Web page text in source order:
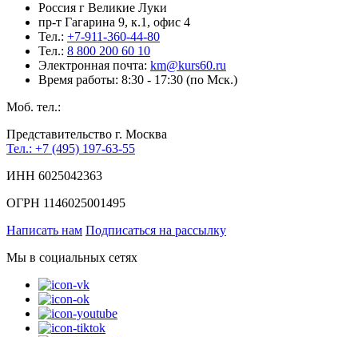
Россия г Великие Луки
пр-т Гагарина 9, к.1, офис 4
Тел.: +7-911-360-44-80
Тел.: 8 800 200 60 10
Электронная почта: km@kurs60.ru
Время работы: 8:30 - 17:30 (по Мск.)
Моб. тел.:
Представительство г. Москва
Тел.: +7 (495) 197-63-55
ИНН 6025042363
ОГРН 1146025001495
Написать нам Подписаться на рассылку
Мы в социальных сетях